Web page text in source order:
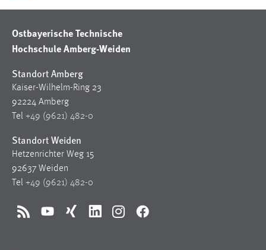
Ostbayerische Technische
Hochschule Amberg-Weiden
Standort Amberg
Kaiser-Wilhelm-Ring 23
92224 Amberg
Tel +49 (9621) 482-0
Standort Weiden
Hetzenrichter Weg 15
92637 Weiden
Tel +49 (9621) 482-0
RSS YouTubeXing LinkedInInstagramFacebook